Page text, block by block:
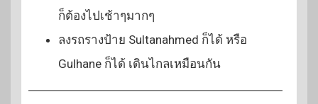
ก็ต้องไปเช้าๆมากๆ
ลงรถรางป้าย Sultanahmed ก็ได้ หรือ
Gulhane ก็ได้ เดินไกลเหมือนกัน